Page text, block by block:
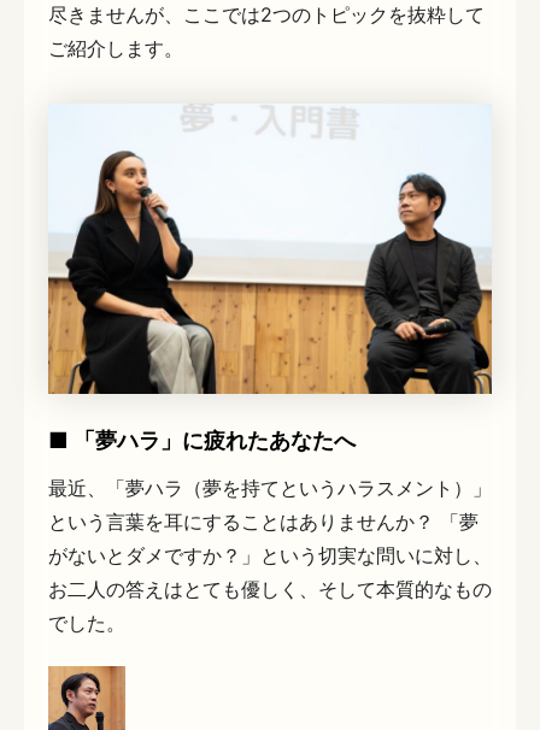
尽きませんが、ここでは2つのトピックを抜粋して
ご紹介します。
■ 「夢ハラ」に疲れたあなたへ
最近、「夢ハラ（夢を持てというハラスメント）」
という言葉を耳にすることはありませんか？ 「夢
がないとダメですか？」という切実な問いに対し、
お二人の答えはとても優しく、そして本質的なもの
でした。